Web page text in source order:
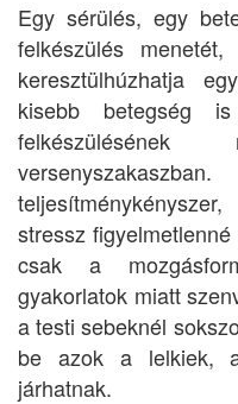
Egy sérülés, egy
felkészülés
keresztülhúzhatja
kisebb betegség
stressz
csak a
gyakorlatok miatt
a testi sebeknél
be azok a lelkiek,
járhatnak.